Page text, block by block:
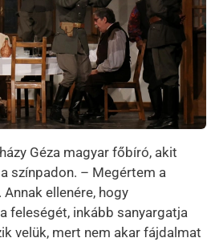
Géza magyar főbíró, akit
színpadon. – Megértem a
ellenére, hogy
feleségét, inkább sanyargatja
velük, mert nem akar fájdalmat